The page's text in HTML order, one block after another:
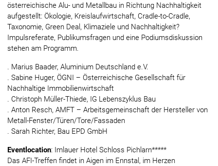
österreichische Alu- und Metallbau in Richtung Nachhaltigkeit
aufgestellt: Ökologie, Kreislaufwirtschaft, Cradle-to-Cradle,
Taxonomie, Green Deal, Klimaziele und Nachhaltigkeit?
Impulsreferate, Publikumsfragen und eine Podiumsdiskussion
stehen am Programm.
. Marius Baader, Aluminium Deutschland e.V.
. Sabine Huger, ÖGNI – Österreichische Gesellschaft für
Nachhaltige Immobilienwirtschaft
. Christoph Müller-Thiede, IG Lebenszyklus Bau
. Anton Resch, AMFT – Arbeitsgemeinschaft der Hersteller von
Metall-Fenster/Türen/Tore/Fassaden
. Sarah Richter, Bau EPD GmbH
Eventlocation: Imlauer Hotel Schloss Pichlarn*****
Das AFI-Treffen findet in Aigen im Ennstal, im Herzen